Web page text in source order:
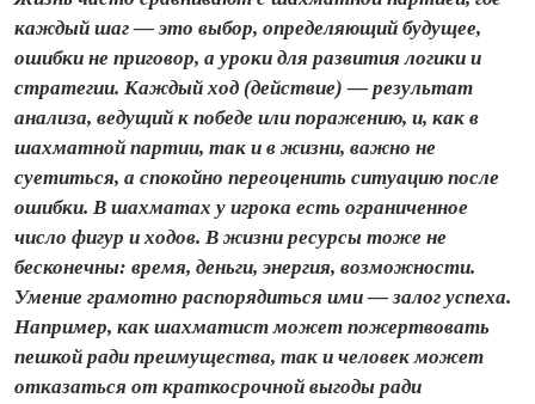
каждый шаг — это выбор, определяющий будущее,
ошибки не приговор, а уроки для развития логики и
стратегии. Каждый ход (действие) — результат
анализа, ведущий к победе или поражению, и, как в
шахматной партии, так и в жизни, важно не
суетиться, а спокойно переоценить ситуацию после
ошибки. В шахматах у игрока есть ограниченное
число фигур и ходов. В жизни ресурсы тоже не
бесконечны: время, деньги, энергия, возможности.
Умение грамотно распорядиться ими — залог успеха.
Например, как шахматист может пожертвовать
пешкой ради преимущества, так и человек может
отказаться от крат­косрочной выгоды ради